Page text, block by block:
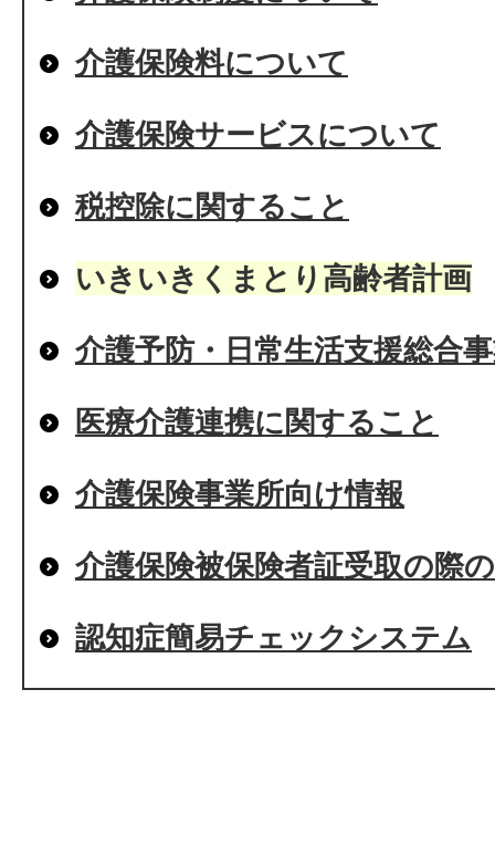
介護保険料について
介護保険サービスについて
税控除に関すること
いきいきくまとり高齢者計画
介護予防・日常生活支援総合
医療介護連携に関すること
介護保険事業所向け情報
介護保険被保険者証受取の際
認知症簡易チェックシステム